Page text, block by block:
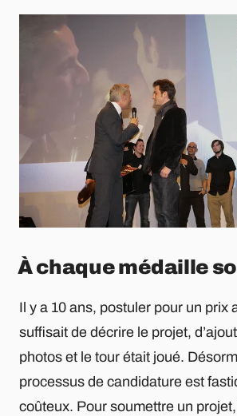
À chaque médaille
Il y a 10 ans, postuler pour un prix
suffisait de décrire le projet,
photos et le tour était joué.
processus de candidature est
coûteux. Pour soumettre un